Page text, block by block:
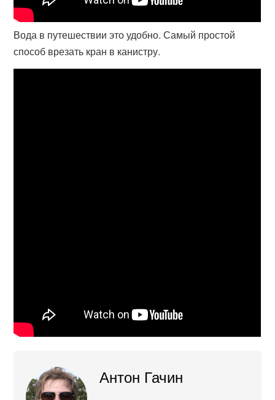
Вода в путешествии это удобно. Самый простой
способ врезать кран в канистру.
Антон Гачин